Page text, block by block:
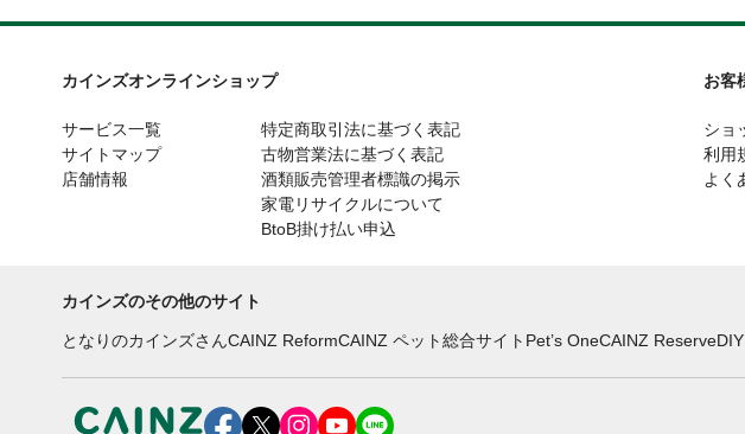
カインズオンラインショップ
サービス一覧
サイトマップ
店舗情報
特定商取引法に基づく表記
古物営業法に基づく表記
酒類販売管理者標識の掲示
家電リサイクルについて
BtoB掛け払い申込
お客
ショ
利用
よく
カインズのその他のサイト
となりのカインズさんCAINZ ReformCAINZ ペット総合サイト Pet’s OneCAINZ Reserve